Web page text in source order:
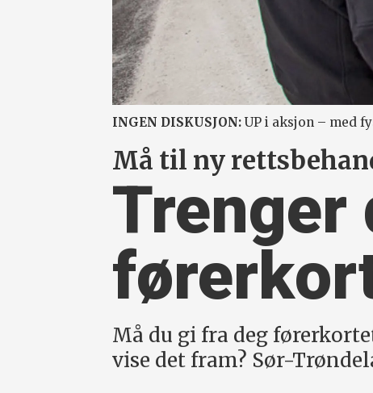
INGEN DISKUSJON: UP i aksjon – med
Må til ny
Trenger
Må du gi fra deg
vise det fram? Sør-